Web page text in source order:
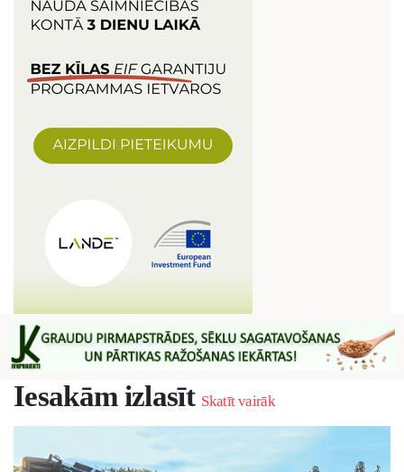
Iesakām izlasīt Skatīt vairāk